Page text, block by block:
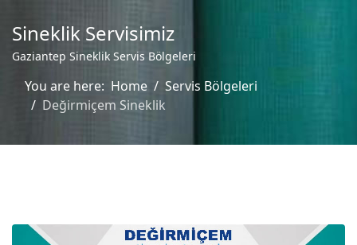
Sineklik Servisimiz
Gaziantep Sineklik Servis Bölgeleri
You are here: Home
Servis Bölgeleri
Değirmiçem Sineklik